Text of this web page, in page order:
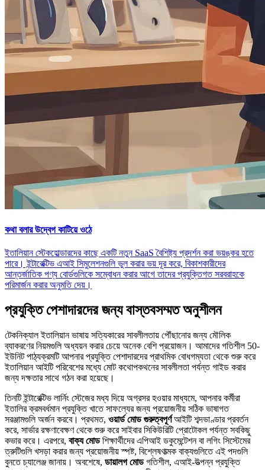
কথা বলার উদ্বেগ কাটিয়ে ওঠে
ইতালিয়ান স্টেকহোল্ডারদের কাছে একটি নতুন SaaS বৈশিষ্ট্য প্রদর্শন করা ভয়ঙ্কর হতে
পারে। ইন্টারেক্টিভ এআই সিমুলেশনগুলি ভুল করার ভয় দূর করে, বিকাশকারীদের
আন্তর্জাতিক পণ্য বোর্ডগুলিকে সম্বোধন করার আগে তাদের প্রযুক্তিগত সরবরাহকে
পরিমার্জন করার অনুমতি দেয়।
প্রযুক্তি পেশাদারদের জন্য বাস্তবসম্মত অনুশীলন
টেকনিক্যাল ইতালিয়ান ভাষায় সত্যিকারের সাবলীলতায় পৌঁছানোর জন্য মৌলিক
ব্যাকরণের নিয়মগুলি অধ্যয়ন করার চেয়ে অনেক বেশি প্রয়োজন। আমাদের গতিশীল 50-
ইউনিট পাঠ্যক্রমটি আপনার প্রযুক্তি পেশাদারদের প্রাথমিক বোধগম্যতা থেকে শুরু করে
ইতালিয়ান আইটি পরিবেশের মধ্যে মোট কথোপকথনের সাবলীলতা পর্যন্ত গাইড করার
জন্য দক্ষতার সাথে গঠন করা হয়েছে।
তিনটি ইন্টারেক্টিভ লার্নিং স্টেজের মধ্য দিয়ে অগ্রসর হওয়ার মাধ্যমে, আপনার কর্মীরা
ইতালির ক্রমবর্ধমান প্রযুক্তি খাতে সাফল্যের জন্য প্রয়োজনীয় সঠিক ভাষাগত
সরঞ্জামগুলি অর্জন করবে। প্রথমত, ওয়ার্ড মোড গুরুত্বপূর্ণআইটি শব্দভাণ্ডার প্রবর্তন
করে, সার্ভার রক্ষণাবেক্ষণ থেকে শুরু করে সাইবার সিকিউরিটি প্রোটোকল পর্যন্ত সবকিছু
কভার করে। এরপরে, বাক্য মোডশিক্ষার্থীদের এপিআই ডকুমেন্টেশন বা লগিং সিস্টেমের
ত্রুটিগুলি খসড়া করার জন্য প্রয়োজনীয় স্পষ্ট, বিশ্লেষণাত্মক বাক্যগুলিতে এই পদগুলি
বুনতে চ্যালেঞ্জ জানায়। অবশেষে, ডায়ালগ মোডগতিশীল, এআই-উত্পন্ন প্রযুক্তি